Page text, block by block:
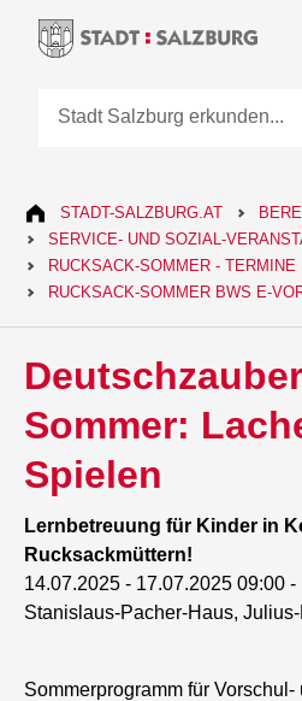
STADT-SALZBURG.AT
SERVICE- UND SOZIAL-
RUCKSACK-SOMMER -
RUCKSACK-SOMMER BWS E-
Sommer:
Spielen
Lernbetreuung für Kinder in
Rucksackmüttern!
14.07.2025 - 17.07.2025 09:00 -
Stanislaus-Pacher-Haus,
Sommerprogramm für